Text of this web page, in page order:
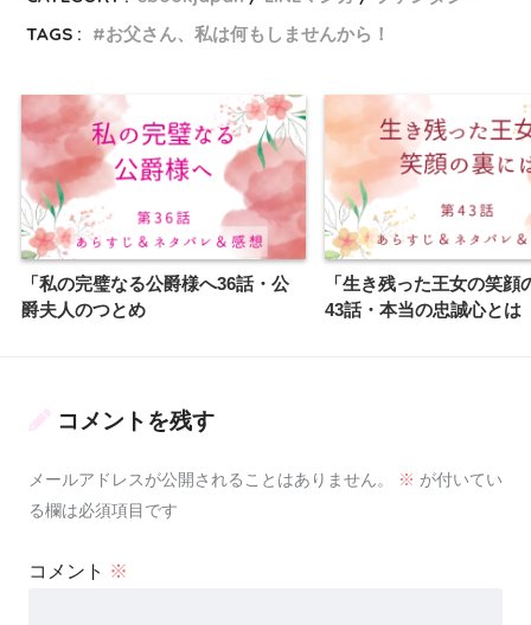
TAGS :
お父さん、私は何もしませんから！
「私の完璧なる公爵様へ36話・公
爵夫人のつとめ
「生き残った王女の笑顔
43話・本当の忠誠心とは
コメントを残す
メールアドレスが公開されることはありません。 ※ が付いてい
る欄は必須項目です
コメント ※